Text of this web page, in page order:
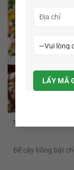
Top 2 Thuốc
Để cây hồng bật